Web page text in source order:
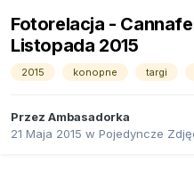
Fotorelacja -
Listopada 2015
2015 konopne targi
Przez Ambasadorka
21 Maja 2015 w Pojedyncze